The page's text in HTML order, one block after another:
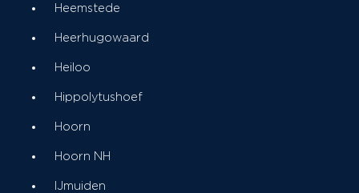
Heemstede
Heerhugowaard
Heiloo
Hippolytushoef
Hoorn
Hoorn NH
IJmuiden